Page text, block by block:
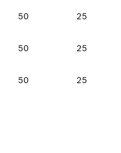
50 25
50 25
50 25